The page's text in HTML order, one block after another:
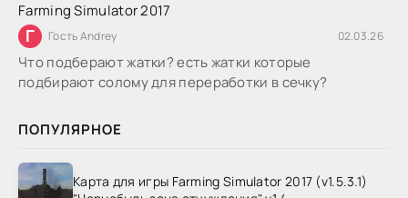
Farming Simulator 2017
Г Гость Andrey 02.03.26
Что подберают жатки? есть жатки которые
подбирают солому для переработки в сечку?
ПОПУЛЯРНОЕ
Карта для игры Farming Simulator 2017 (v1.5.3.1)